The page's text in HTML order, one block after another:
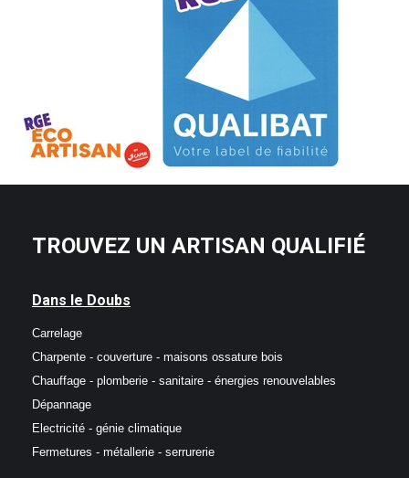
TROUVEZ UN ARTISAN QUALIFIÉ
Dans le Doubs
Carrelage
Charpente - couverture - maisons ossature bois
Chauffage - plomberie - sanitaire - énergies renouvelables
Dépannage
Electricité - génie climatique
Fermetures - métallerie - serrurerie